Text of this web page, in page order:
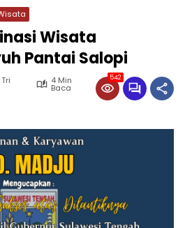
Wisata
Pantai Salopi
4 Min
Baca
542